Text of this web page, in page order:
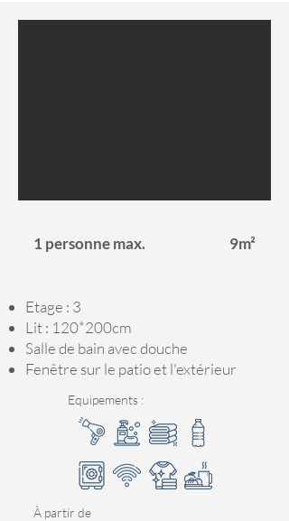
1 personne max. 9m²
Etage : 3
Lit : 120*200cm
Salle de bain avec douche
Fenêtre sur le patio et l'extérieur
Equipements :
À partir de